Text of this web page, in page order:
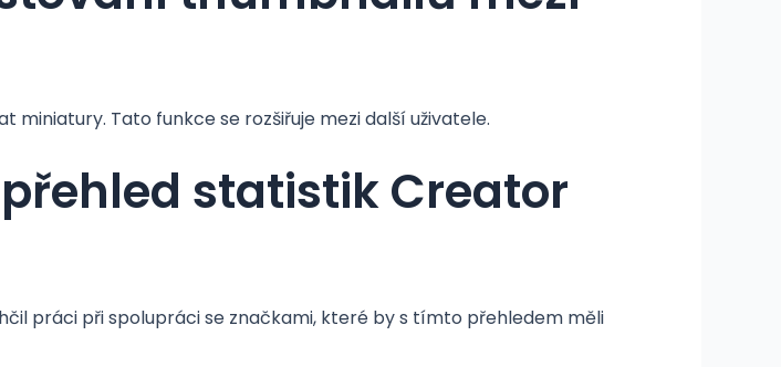
Tato funkce se rozšiřuje mezi další uživatele.
statistik Creator
práci při spolupráci se značkami, které by s tímto přehledem měli